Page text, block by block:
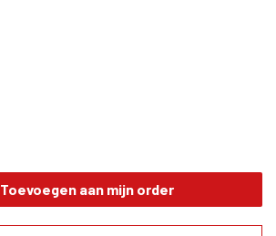
Toevoegen aan mijn order